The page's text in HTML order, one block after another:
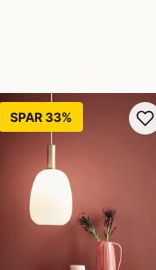
SPAR 33%